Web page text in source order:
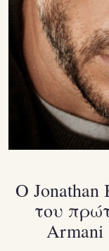
Ο Jonathan
του
Armani